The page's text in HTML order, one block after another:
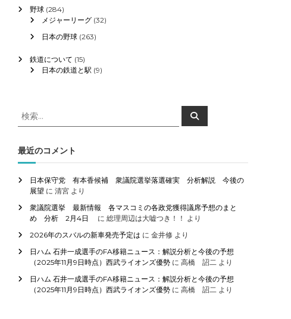
野球 (284)
メジャーリーグ (32)
日本の野球 (263)
鉄道について (15)
日本の鉄道と駅 (9)
検
索
象
:
検
索
最近のコメント
日本保守党 有本香候補 衆議院選挙落選確実 分析解説 今後の
展望 に清宮 より
衆議院選挙 最新情報 各マスコミの各政党獲得議席予想のまと
め 分析 2月4日
に総理周辺は大嘘つき！！ より
2026年のスバルの新車発売予定は に金井修 より
日ハム 石井一成選手のFA移籍ニュース：解説分析と今後の予想
（2025年11月9日時点）西武ライオンズ優勢 に高橋 詔二 より
日ハム 石井一成選手のFA移籍ニュース：解説分析と今後の予想
（2025年11月9日時点）西武ライオンズ優勢 に高橋 詔二 より